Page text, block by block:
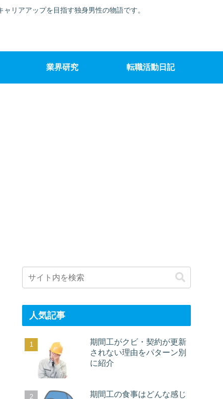
リアアップを目指す独身男性の物語です。
業界研究 転職活動日記
人気記事
期間工がクビ・契約が更新
されない理由をパターン別
に紹介
期間工の食事はどんな感じ